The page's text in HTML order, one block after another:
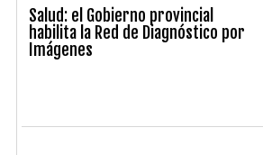
Salud: el Gobierno provincial
habilita la Red de Diagnóstico por
Imágenes